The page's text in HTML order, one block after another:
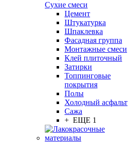
Сухие смеси
Цемент
Штукатурка
Шпаклевка
Фасадная группа
Монтажные смеси
Клей плиточный
Затирки
Топпинговые
покрытия
Полы
Холодный асфальт
Сажа
+ ЕЩЕ 1